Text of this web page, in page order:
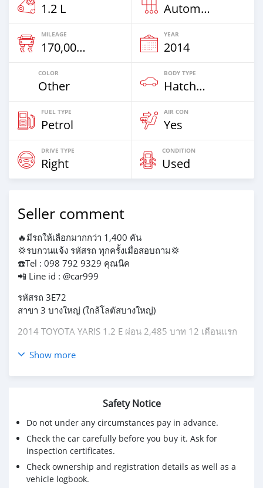
1.2 L Automatic
MILEAGE
170,000 Km
YEAR
2014
COLOR
Other
BODY TYPE
Hatchback
FUEL TYPE
Petrol
AIR CON
Yes
DRIVE TYPE
Right
CONDITION
Used
Seller comment
🔥มีรถให้เลือกมากกว่า 1,400 คัน
💢รบกวนแจ้ง รหัสรถ ทุกครั้งเมื่อสอบถาม💢
☎️Tel : 098 792 9329 คุณนิค
📲 Line id : @car999
รหัสรถ 3E72
สาขา 3 บางใหญ่ (ใกล้โลตัสบางใหญ่)
2014 TOYOTA YARIS 1.2 E ผ่อน 2,485 บาท 12 เดือนแรก
🔥 จอง 199 บาท ส่งบัตรประชาชน รู้ผลพิจารณาภายใน 30
🔥 ราคา​ 279,000 จัดได้ 330,000​ บาท (สามารถจัดเต็ม
🔥 รถมือเดียวออกห้าง ไมล์น้อยเช็คศูนย์ตลอด
🔥 เต็นท์รถที่มียอดขายเป็นอันดับ 1 ของประเทศ
🔥 มีรถให้เลือกมากกว่า 1,500 คัน
🔥 ขับฟรีดอกเบี้ย 1 ปี (ผ่อน 0% 12 เดือน)
🔥 รับประกันคุณภาพ ไม่พอใจยินดีคืนเงินภายใน 14 วัน ที่
เดียวในประเทศ
🔥 พร้อมให้คำปรึกษา แก้ทุกปัญหา ให้ทุกเรื่อง บริการ call
Show more
Safety Notice
Do not under any circumstances pay in advance.
Check the car carefully before you buy it. Ask for
inspection certificates.
Check ownership and registration details as well as a
vehicle logbook.